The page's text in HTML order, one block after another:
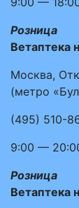
Розница
Ветаптека
Москва,
(метро
(495) 510-
9:00 —
Розница
Ветаптека